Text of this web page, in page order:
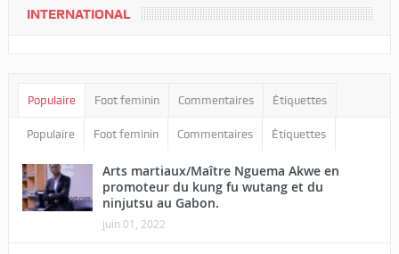
INTERNATIONAL
Populaire Foot feminin Commentaires Étiquettes
Populaire Foot feminin Commentaires Étiquettes
Arts martiaux/Maître Nguema Akwe en
promoteur du kung fu wutang et du
ninjutsu au Gabon.
juin 01, 2022